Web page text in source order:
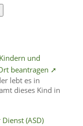
und
beantragen ➚
lebt es in
dieses Kind in
(ASD)